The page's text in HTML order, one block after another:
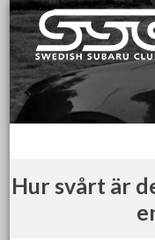
Skip
to
content
Swedish
För oss som älskar Subaru!
Hur svårt är